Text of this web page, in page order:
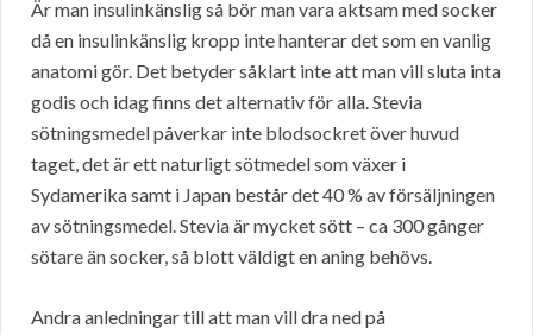
Är man insulinkänslig så bör man vara aktsam med socker
då en insulinkänslig kropp inte hanterar det som en vanlig
anatomi gör. Det betyder såklart inte att man vill sluta inta
godis och idag finns det alternativ för alla. Stevia
sötningsmedel påverkar inte blodsockret över huvud
taget, det är ett naturligt sötmedel som växer i
Sydamerika samt i Japan består det 40 % av försäljningen
av sötningsmedel. Stevia är mycket sött – ca 300 gånger
sötare än socker, så blott väldigt en aning behövs.
Andra anledningar till att man vill dra ned på